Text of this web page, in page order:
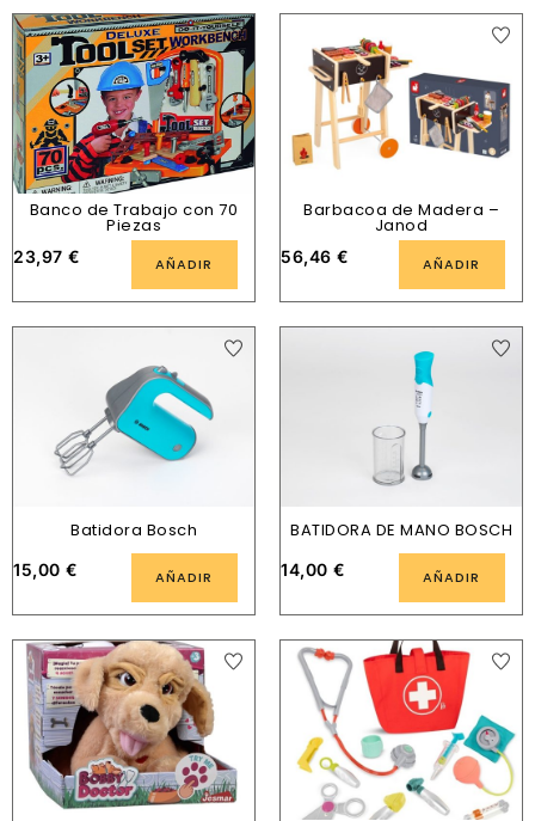
Banco de Trabajo con 70
Piezas
23,97 € AÑADIR
Barbacoa de Madera –
Janod
56,46 € AÑADIR
Batidora Bosch
15,00 € AÑADIR
BATIDORA DE MANO BOSCH
14,00 € AÑADIR